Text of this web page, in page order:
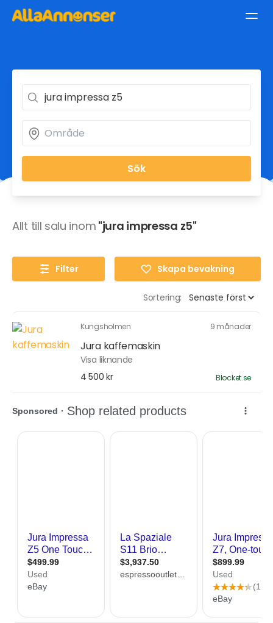
Sök
Allt till salu inom "jura impressa z5"
Filter Skapa bevakning
Sortering:
Kungsholmen 9 månader
Jura kaffemaskin
Visa liknande
4 500 kr
Blocket.se